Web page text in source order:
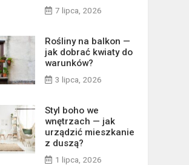
7 lipca, 2026
Rośliny na balkon —
jak dobrać kwiaty do
warunków?
3 lipca, 2026
Styl boho we
wnętrzach — jak
urządzić mieszkanie
z duszą?
1 lipca, 2026